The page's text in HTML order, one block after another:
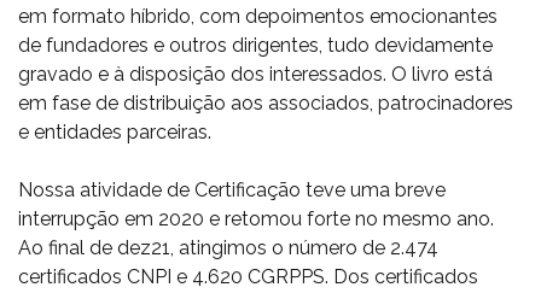
em formato híbrido, com depoimentos emocionantes
de fundadores e outros dirigentes, tudo devidamente
gravado e à disposição dos interessados. O livro está
em fase de distribuição aos associados, patrocinadores
e entidades parceiras.
Nossa atividade de Certificação teve uma breve
interrupção em 2020 e retomou forte no mesmo ano.
Ao final de dez21, atingimos o número de 2.474
certificados CNPI e 4.620 CGRPPS. Dos certificados